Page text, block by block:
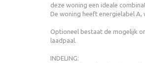
deze woning een ideale
De woning heeft energielabel
Optioneel bestaat de mogelijk
laadpaal.
INDELING: